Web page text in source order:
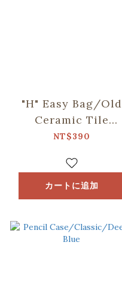
"H" Easy Bag/Old
Ceramic Tile
No.10/Green
NT$390
カートに追加